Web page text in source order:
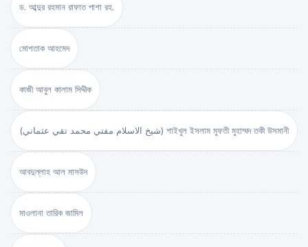
ড. আব্দুর রহমান রাফাত পাশা রহ.
মোশতাক আহমেদ
কাজী আবুল কালাম সিদ্দীক
(شيخ الاسلام مفتي محمد تقي عثماني) শাইখুল ইসলাম মুফতী মুহাম্মদ তকী উসমানী
আবদুল্লাহ আল মাসউদ
মাওলানা তারিক জামিল